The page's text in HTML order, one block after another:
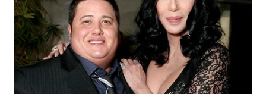
WN
KARO
WN
SIMALUNGUN